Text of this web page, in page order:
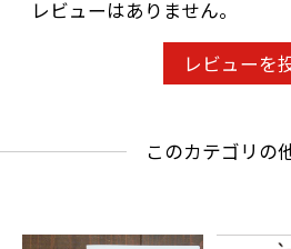
レビューはありません。
レビューを
このカテゴリの